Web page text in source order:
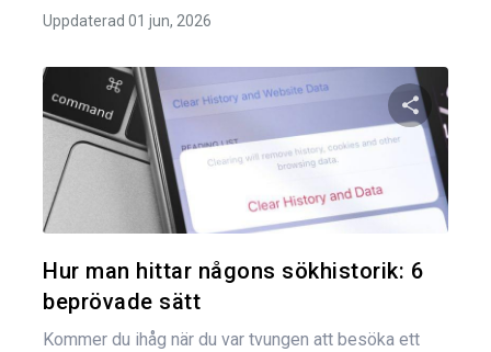
Uppdaterad 01 jun, 2026
Dela
Hur man hittar någons sökhistorik: 6
beprövade sätt
Kommer du ihåg när du var tvungen att besöka ett